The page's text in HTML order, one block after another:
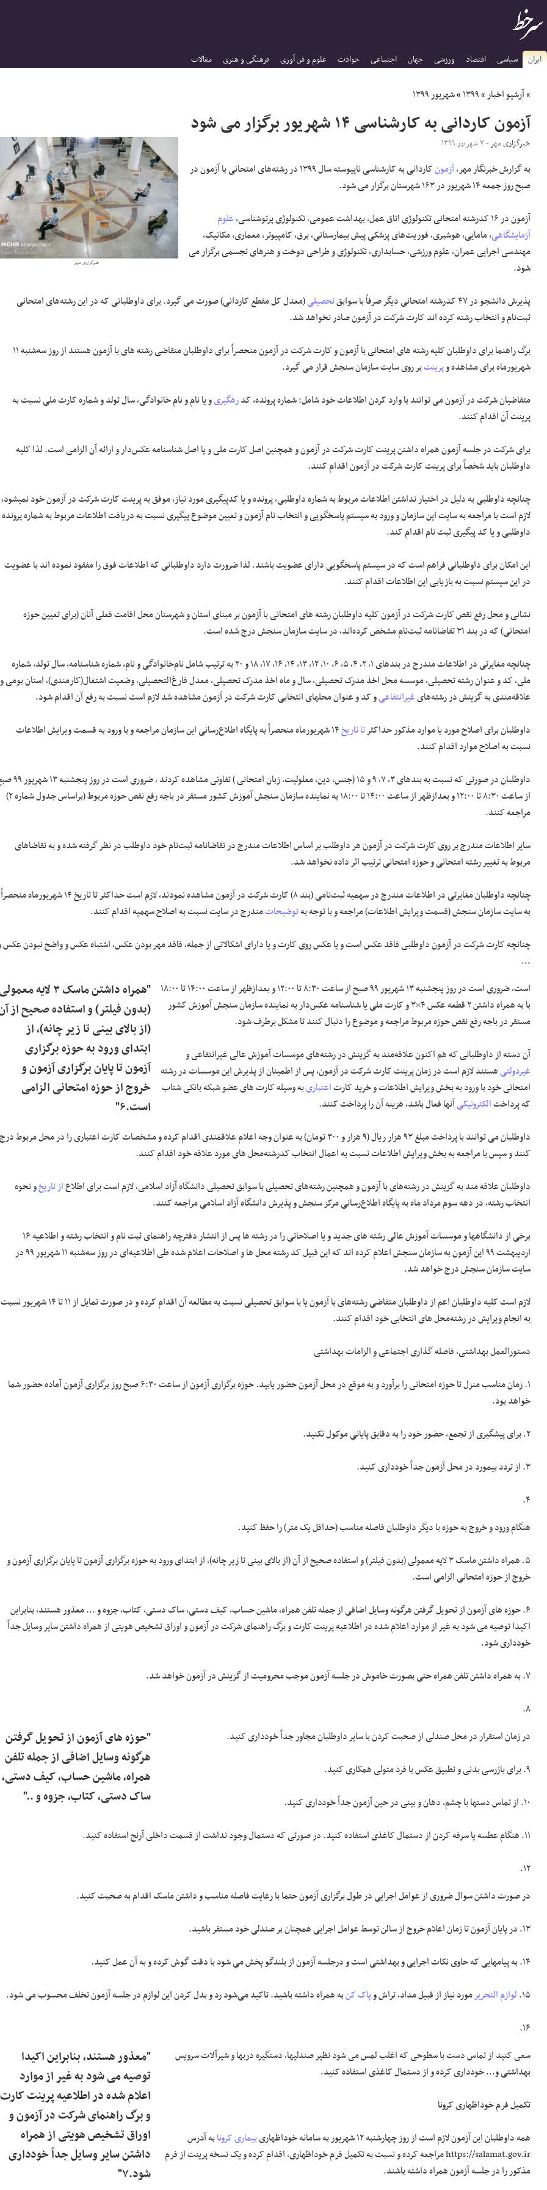
ایران سیاسی اقتصاد ورزشی جهان اجتماعی حوادث علوم و فن آوری فرهنگی و هنری مقالات
»آرشیو اخبار»۱۳۹۹»شهریور ۱۳۹۹
آزمون کاردانی به کارشناسی ۱۴ شهریور برگزار می شود
خبرگزاری مهر
خبرگزاری مهر- ۷ شهریور ۱۳۹۹
به گزارش خبرنگار مهر،آزمون
کاردانی به کارشناسی ناپیوسته سال ۱۳۹۹ در رشته‌های امتحانی با آزمون در
صبح روز جمعه ۱۴ شهریور در ۱۶۳ شهرستان برگزار می شود.
آزمون در ۱۶ کدرشته امتحانی تکنولوژی اتاق عمل، بهداشت عمومی، تکنولوژی پرتوشناسی،
علوم
آزمایشگاهی، مامایی، هوشبری، فوریت‌های پزشکی پیش بیمارستانی، برق، کامپیوتر، معماری، مکانیک،
مهندسی اجرایی عمران، علوم ورزشی، حسابداری، تکنولوژی و طراحی دوخت و هنرهای تجسمی برگزار می
شود.
پذیرش دانشجو در ۴۷ کدرشته امتحانی دیگر صرفاً با سوابق تحصیلی(معدل کل مقطع کاردانی) صورت می گیرد. برای داوطلبانی که در این رشته‌های امتحانی
ثبت‌نام و انتخاب رشته کرده اند کارت شرکت در آزمون صادر نخواهد شد.
برگ راهنما برای داوطلبان کلیه رشته­ های امتحانی با آزمون و کارت شرکت در آزمون منحصراً برای داوطلبان متقاضی رشته های با آزمون هستند از روز سه‌شنبه ۱۱
شهریورماه برای مشاهده وپرینتبر روی سایت سازمان سنجش قرار می گیرد.
متقاضیان شرکت در آزمون می توانند با وارد کردن اطلاعات خود شامل: شماره پرونده، کدرهگیریو یا نام و نام­ خانوادگی، سال تولد و شماره کارت ملی نسبت به
پرینت آن اقدام کنند.
برای شرکت در جلسه آزمون همراه داشتن پرینت کارت شرکت در آزمون و همچنین اصل کارت ملی و یا اصل شناسنامه عکس‌دار و ارائه آن الزامی است. لذا کلیه
داوطلبان باید شخصاً برای پرینت کارت شرکت در آزمون اقدام کنند.
چنانچه داوطلبی به دلیل در اختیار نداشتن اطلاعات مربوط به شماره داوطلبی، پرونده و یا کدپیگیری مورد نیاز، موفق به پرینت کارت شرکت در آزمون خود نمی­شود،
لازم است با مراجعه به سایت این سازمان و ورود به سیستم پاسخگویی و انتخاب نام آزمون و تعیین موضوع پیگیری نسبت به دریافت اطلاعات مربوط به شماره پرونده
داوطلبی و یا کد پیگیری ثبت نام اقدام کند.
این امکان برای داوطلبانی فراهم است که در سیستم پاسخگویی دارای عضویت باشند. لذا ضرورت دارد داوطلبانی که اطلاعات فوق را مفقود نموده ­اند با عضویت
در این سیستم نسبت به بازیابی این اطلاعات اقدام کنند.
نشانی و محل رفع نقص کارت شرکت در آزمون کلیه داوطلبان رشته­ های امتحانی با آزمون بر مبنای استان و شهرستان محل اقامت فعلی آنان (برای تعیین حوزه
امتحانی) که در بند ۳۱ تقاضانامه ثبت‌نام مشخص کرده‌اند، در سایت سازمان سنجش درج شده است.
چنانچه مغایرتی در اطلاعات مندرج در بندهای ۱، ۲، ۴، ۵، ۶، ۱۰، ۱۲، ۱۳، ۱۴، ۱۶، ۱۷، ۱۸ و ۲۰ به ترتیب شامل نام‌خانوادگی و نام، شماره شناسنامه، سال تولد، شماره
ملی، کد و عنوان رشته تحصیلی، موسسه محل اخذ مدرک تحصیلی، سال و ماه اخذ مدرک تحصیلی، معدل فارغ‌التحصیلی، وضعیت اشتغال(کارمندی)، استان بومی و
علاقه‌مندی به گزینش در رشته‌هایغیرانتفاعیو کد و عنوان محل­های انتخابی کارت شرکت در آزمون مشاهده شد لازم است نسبت به رفع آن اقدام شود.
داوطلبان برای اصلاح مورد یا موارد مذکور حداکثرتا تاریخ
۱۴ شهریورماه منحصراً به پایگاه اطلاع‌رسانی این سازمان مراجعه و با ورود به قسمت ویرایش اطلاعات
نسبت به اصلاح موارد اقدام کنند.
داوطلبان در صورتی که نسبت به بندهای ۳، ۷، ۹ و ۱۵ (جنس، دین، معلولیت، زبان امتحانی ) تفاوتی
از ساعت ۸:۳۰ تا ۱۲:۰۰ و بعدازظهر از ساعت ۱۴:۰۰ تا ۱۸:۰۰ به نماینده سازمان سنجش آموزش کشور مستقر در باجه رفع نقص حوزه مربوط (براساس جدول شماره ۲)
مراجعه کنند.
سایر اطلاعات مندرج بر روی کارت شرکت در آزمون هر داوطلب بر اساس اطلاعات مندرج در تقاضانامه ثبت‌نام خود داوطلب در نظر گرفته شده و به تقاضاهای
مربوط به تغییر رشته امتحانی و حوزه امتحانی ترتیب اثر داده نخواهد شد.
چنانچه داوطلبان مغایرتی در اطلاعات مندرج در سهمیه ثبت‌نامی (بند ۸) کارت شرکت در آزمون مشاهده نمودند، لازم است حداکثر تا تاریخ ۱۴ شهریورماه منحصراً
به سایت سازمان سنجش (قسمت ویرایش اطلاعات) مراجعه و با توجه بهتوضیحاتمندرج در سایت نسبت به اصلاح سهمیه اقدام کنند.
چنانچه کارت شرکت در آزمون داوطلبی فاقد عکس است و یا عکس روی کارت و یا دارای اشکالاتی از جمله، فاقد مهر بودن عکس، اشتباه عکس و واضح نبودن عکس
...
"همراه داشتن ماسک ۳ لایه معمولی
(بدون فیلتر) و استفاده صحیح از
(از بالای بینی تا زیر چانه)، از
ابتدای ورود به حوزه برگزاری
آزمون تا پایان برگزاری آزمون و
خروج از حوزه امتحانی الزامی
است.۶"
است، ضروری است در روز پنجشنبه ۱۳ شهریور ۹۹ صبح از ساعت ۸:۳۰ تا ۱۲:۰۰ و بعدازظهر از ساعت ۱۴:۰۰ تا ۱۸:۰۰
با به همراه داشتن ۲ قطعه عکس ۴×۳ و کارت ملی یا شناسنامه عکس‌دار به نماینده سازمان سنجش آموزش کشور
مستقر در باجه رفع نقص حوزه مربوط مراجعه و موضوع را دنبال کنند تا مشکل برطرف شود.
آن دسته از داوطلبانی که هم اکنون علاقه‌مند به گزینش در رشته‌های موسسات آموزش عالی غیرانتفاعی و
غیردولتیهستند لازم است در زمان پرینت کارت شرکت در آزمون، پس از اطمینان از پذیرش این موسسات در رشته
امتحانی خود با ورود به بخش ویرایش اطلاعات و خرید کارتاعتباریبه وسیله کارت های عضو شبکه بانکی شتاب
که پرداختالکترونیکیآنها فعال باشد، هزینه آن را پرداخت کنند.
داوطلبان می توانند با پرداخت مبلغ ۹۳ هزار ریال (۹ هزار و ۳۰۰ تومان) به عنوان وجه اعلام علاقمندی اقدام کرده و مشخصات کارت اعتباری را در محل مربوط درج
کنند و سپس با مراجعه به بخش ویرایش اطلاعات نسبت به اعمال انتخاب کدرشته‌محل های مورد علاقه خود اقدام کنند.
داوطلبان علاقه ­مند به گزینش در رشته‌های با آزمون و همچنین رشته‌های تحصیلی با سوابق تحصیلی دانشگاه آزاد اسلامی، لازم است برای اطلاعاز تاریخو نحوه
انتخاب رشته، در دهه سوم مرداد ماه به پایگاه اطلاع‌رسانی مرکز سنجش و پذیرش دانشگاه آزاد اسلامی مراجعه کنند.
برخی از دانشگاهها و موسسات آموزش عالی رشته ­های جدید و یا اصلاحاتی را در رشته ­ها پس از انتشار دفترچه راهنمای ثبت نام و انتخاب رشته و اطلاعیه ۱۶
اردیبهشت ۹۹ این آزمون به سازمان سنجش اعلام کرده ­اند که این قبیل کد رشته محل ها و اصلاحات اعلام شده طی اطلاعیه‌ای در روز سه‌شنبه ۱۱ شهریور ۹۹ در
سایت سازمان سنجش درج خواهد شد.
لازم است کلیه داوطلبان اعم از داوطلبان متقاضی رشته‌های با آزمون یا با سوابق تحصیلی نسبت به مطالعه آن اقدام کرده و در صورت تمایل از ۱۱ تا ۱۴ شهریور نسبت
به انجام ویرایش در رشته‌محل های انتخابی خود اقدام کنند.
دستورالعمل بهداشتی، فاصله ­گذاری اجتماعی و الزامات بهداشتی
۱. زمان مناسب منزل تا حوزه امتحانی را برآورد و به موقع در محل آزمون حضور یابید. حوزه برگزاری آزمون از ساعت ۶:۳۰ صبح روز برگزاری آزمون آماده حضور شما
خواهد بود.
۲. برای پیشگیری از تجمع، حضور خود را به دقایق پایانی موکول نکنید.
۳. از تردد بی­مورد در محل آزمون جداً خودداری کنید.
۴.
هنگام ورود و خروج به حوزه با دیگر داوطلبان فاصله مناسب (حداقل یک متر) را حفظ کنید.
۵. همراه داشتن ماسک ۳ لایه معمولی (بدون فیلتر) و استفاده صحیح از آن (از بالای بینی تا زیر چانه)، از ابتدای ورود به حوزه برگزاری آزمون تا پایان برگزاری آزمون و
خروج از حوزه امتحانی الزامی است.
۶. حوزه ­های آزمون از تحویل گرفتن هرگونه وسایل اضافی از جمله تلفن همراه، ماشین حساب، کیف دستی، ساک دستی، کتاب، جزوه و ... معذور هستند، بنابراین
اکیدا توصیه می­ شود به غیر از موارد اعلام شده در اطلاعیه پرینت کارت و برگ راهنمای شرکت در آزمون و اوراق تشخیص هویتی از همراه داشتن سایر وسایل جداً
خودداری شود.
۷. به همراه داشتن تلفن همراه حتی بصورت خاموش در جلسه آزمون موجب محرومیت از گزینش در آزمون خواهد شد.
۸.
"حوزه ­های آزمون از تحویل گرفتن
هرگونه وسایل اضافی از جمله تلفن
همراه، ماشین حساب، کیف دستی،
ساک دستی، کتاب، جزوه و .."
در زمان استقرار در محل صندلی از صحبت کردن با سایر داوطلبان مجاور جداً خودداری کنید.
۹. برای بازرسی بدنی و تطبیق عکس با فرد متولی همکاری کنید.
۱۰. از تماس دست­ها با چشم، دهان و بینی در حین آزمون جداً خودداری کنید.
۱۱. هنگام عطسه یا سرفه کردن از دستمال کاغذی استفاده کنید. در صورتی که دستمال وجود نداشت از قسمت داخلی آرنج استفاده کنید.
۱۲.
در صورت داشتن سوال ضروری از عوامل اجرایی در طول برگزاری آزمون حتما با رعایت فاصله مناسب و داشتن ماسک اقدام به صحبت کنید.
۱۳. در پایان آزمون تا زمان اعلام خروج از سالن توسط عوامل اجرایی همچنان بر صندلی خود مستقر باشید.
۱۴. به پیامهایی که حاوی نکات اجرایی و بهداشتی است و درجلسه آزمون از بلندگو پخش می شود با دقت گوش کرده و به آن عمل کنید.
۱۵. لوازم التحریرمورد نیاز از قبیل مداد، تراش وپاک کنبه همراه داشته باشید. تاکید می‌شود رد و بدل کردن این لوازم در جلسه آزمون تخلف محسوب می شود.
۱۶.
"معذور هستند، بنابراین اکیدا
توصیه می­ شود به غیر از موارد
اعلام شده در اطلاعیه پرینت کارت
و برگ راهنمای شرکت در آزمون و
اوراق تشخیص هویتی از همراه
داشتن سایر وسایل جداً خودداری
شود.۷"
سعی کنید از تماس دست با سطوحی که اغلب لمس می ­شود نظیر صندلی­ها، دستگیره درب­­ها و شیرآلات سرویس
بهداشتی و... خودداری کرده و از دستمال کاغذی استفاده کنید.
تکمیل فرم خوداظهاری کرونا
همه داوطلبان این آزمون لازم است از روز چهارشنبه ۱۲ شهریور به سامانه خوداظهاری بیماری کرونابه آدرس
https://salamat.gov.ir مراجعه کرده و نسبت به تکمیل فرم خوداظهاری، اقدام کرده و یک نسخه پرینت از فرم
مذکور را در جلسه آزمون همراه داشته باشند.